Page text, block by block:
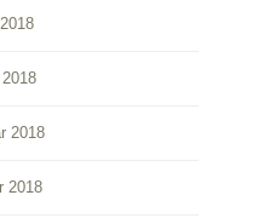
2018
2018